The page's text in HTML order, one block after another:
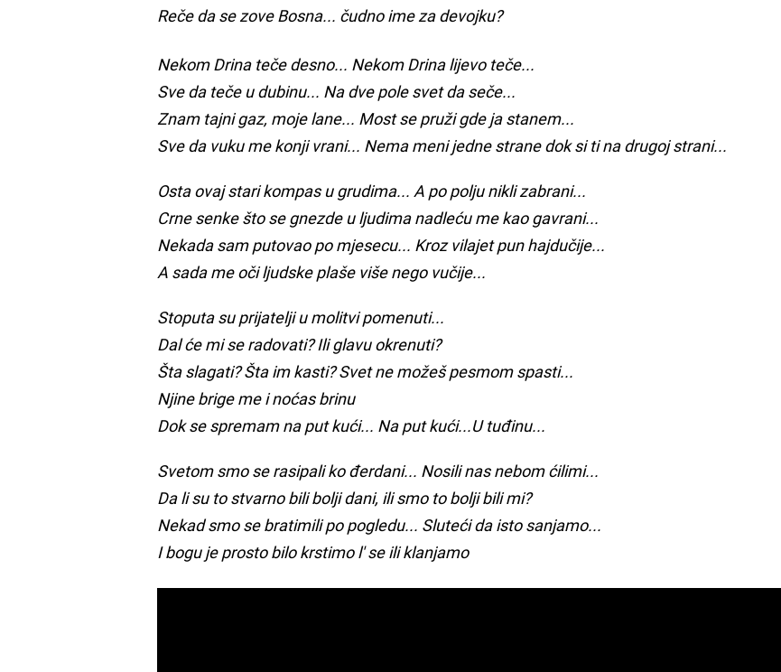
Reče da se zove Bosna... čudno ime za devojku?
Nekom Drina teče desno... Nekom Drina lijevo teče...
Sve da teče u dubinu... Na dve pole svet da seče...
Znam tajni gaz, moje lane... Most se pruži gde ja stanem...
Sve da vuku me konji vrani... Nema meni jedne strane dok si ti na drugoj strani...
Osta ovaj stari kompas u grudima... A po polju nikli zabrani...
Crne senke što se gnezde u ljudima nadleću me kao gavrani...
Nekada sam putovao po mjesecu... Kroz vilajet pun hajdučije...
A sada me oči ljudske plaše više nego vučije...
Stoputa su prijatelji u molitvi pomenuti...
Dal će mi se radovati? Ili glavu okrenuti?
Šta slagati? Šta im kasti? Svet ne možeš pesmom spasti...
Njine brige me i noćas brinu
Dok se spremam na put kući... Na put kući...U tuđinu...
Svetom smo se rasipali ko đerdani... Nosili nas nebom ćilimi...
Da li su to stvarno bili bolji dani, ili smo to bolji bili mi?
Nekad smo se bratimili po pogledu... Sluteći da isto sanjamo...
I bogu je prosto bilo krstimo l' se ili klanjamo